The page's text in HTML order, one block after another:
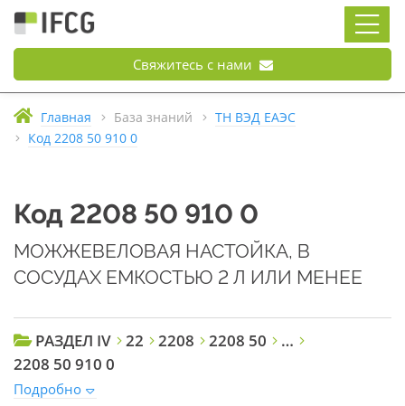
Свяжитесь с нами
Главная База знаний
ТН ВЭД ЕАЭС
Код 2208 50 910 0
Код 2208 50 910 0
МОЖЖЕВЕЛОВАЯ НАСТОЙКА, В
СОСУДАХ ЕМКОСТЬЮ 2 Л ИЛИ МЕНЕЕ
РАЗДЕЛ IV 22 2208 2208 50
…
2208 50 910 0
Подробно